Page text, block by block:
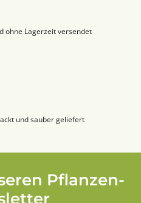
ohne Lagerzeit versendet
und sauber geliefert
Pflanzen-